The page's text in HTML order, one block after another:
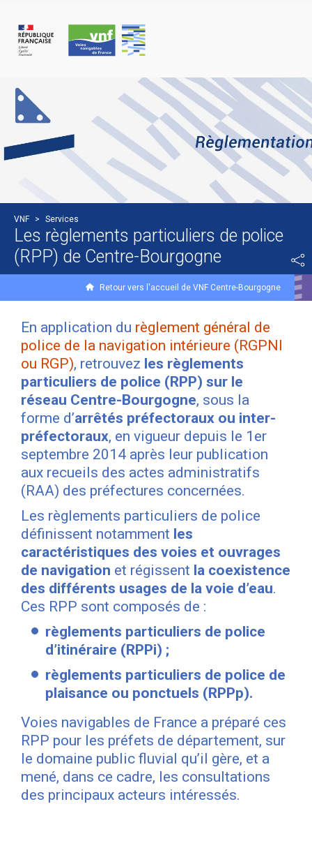
VNF > Services
Les règlements particuliers de police
(RPP) de Centre-Bourgogne
Retour vers l'accueil de VNF Centre-Bourgogne
En application du règlement général de
police de la navigation intérieure (RGPNI
ou RGP), retrouvez les règlements
particuliers de police (RPP) sur le
réseau Centre-Bourgogne, sous la
forme d’arrêtés préfectoraux ou inter-
préfectoraux, en vigueur depuis le 1er
septembre 2014 après leur publication
aux recueils des actes administratifs
(RAA) des préfectures concernées.
Les règlements particuliers de police
définissent notamment les
caractéristiques des voies et ouvrages
de navigation et régissent la coexistence
des différents usages de la voie d’eau.
Ces RPP sont composés de :
règlements particuliers de police
d’itinéraire (RPPi) ;
règlements particuliers de police de
plaisance ou ponctuels (RPPp).
Voies navigables de France a préparé ces
RPP pour les préfets de département, sur
le domaine public fluvial qu’il gère, et a
mené, dans ce cadre, les consultations
des principaux acteurs intéressés.